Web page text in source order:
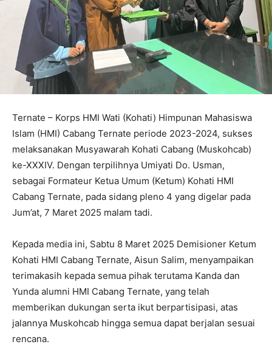
Ternate – Korps HMI Wati (Kohati) Himpunan Mahasiswa
Islam (HMI) Cabang Ternate periode 2023-2024, sukses
melaksanakan Musyawarah Kohati Cabang (Muskohcab)
ke-XXXIV. Dengan terpilihnya Umiyati Do. Usman,
sebagai Formateur Ketua Umum (Ketum) Kohati HMI
Cabang Ternate, pada sidang pleno 4 yang digelar pada
Jum’at, 7 Maret 2025 malam tadi.
Kepada media ini, Sabtu 8 Maret 2025 Demisioner Ketum
Kohati HMI Cabang Ternate, Aisun Salim, menyampaikan
terimakasih kepada semua pihak terutama Kanda dan
Yunda alumni HMI Cabang Ternate, yang telah
memberikan dukungan serta ikut berpartisipasi, atas
jalannya Muskohcab hingga semua dapat berjalan sesuai
rencana.